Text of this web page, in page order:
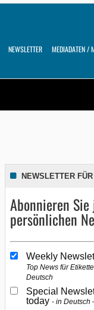
NEWSLETTER MEDIADATEN /
NEWSLETTER
Abonnieren
persönlichen
Weekly
Top News für
Deutsch
Special
today in Deutsch